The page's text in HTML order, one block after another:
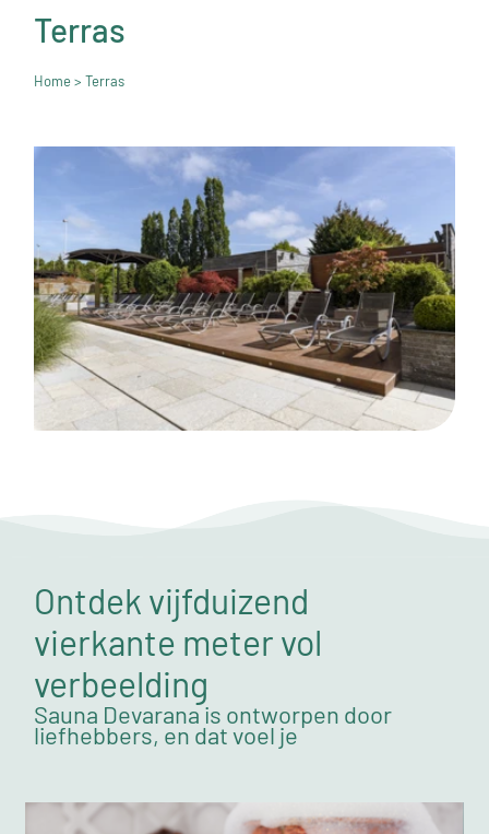
Terras
Home> Terras
Ontdek vijfduizend
vierkante meter vol
verbeelding
Sauna Devarana is ontworpen door
liefhebbers, en dat voel je